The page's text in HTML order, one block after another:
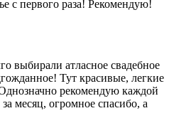
с первого раза! Рекомендую!
выбирали атласное свадебное
Тут красивые, легкие
рекомендую каждой
месяц, огромное спасибо, а